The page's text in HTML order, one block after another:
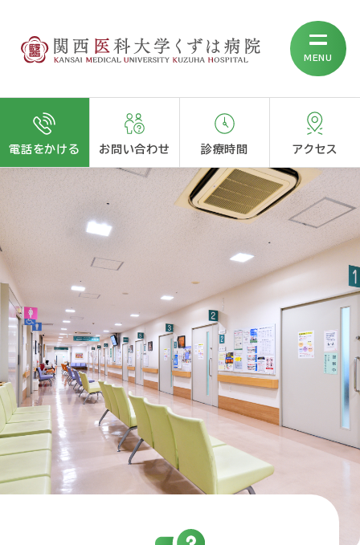
MENU
電話をかける お問い合わせ 診療時間 アクセス